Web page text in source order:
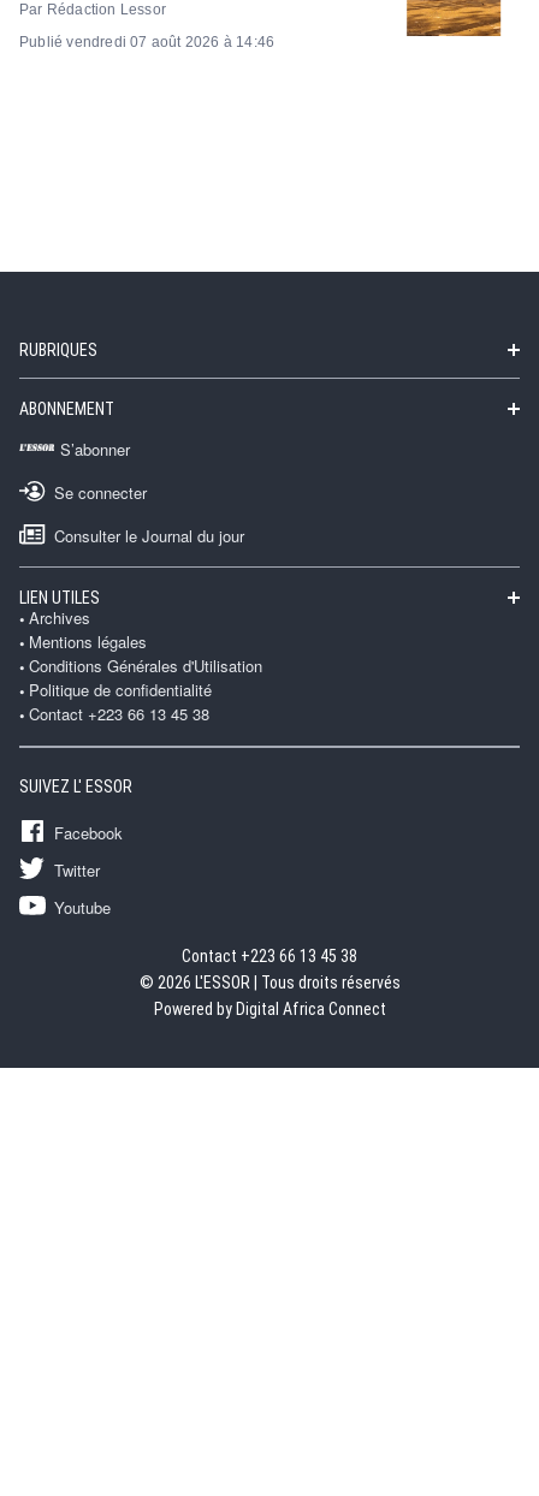
Par Rédaction Lessor
Publié vendredi 07 août 2026 à 14:46
RUBRIQUES
ABONNEMENT
S’abonner
Se connecter
Consulter le Journal du jour
LIEN UTILES
Archives
Mentions légales
Conditions Générales d'Utilisation
Politique de confidentialité
Contact +223 66 13 45 38
SUIVEZ L' ESSOR
Facebook
Twitter
Youtube
Contact +223 66 13 45 38
© 2026 L'ESSOR | Tous droits réservés
Powered by Digital Africa Connect